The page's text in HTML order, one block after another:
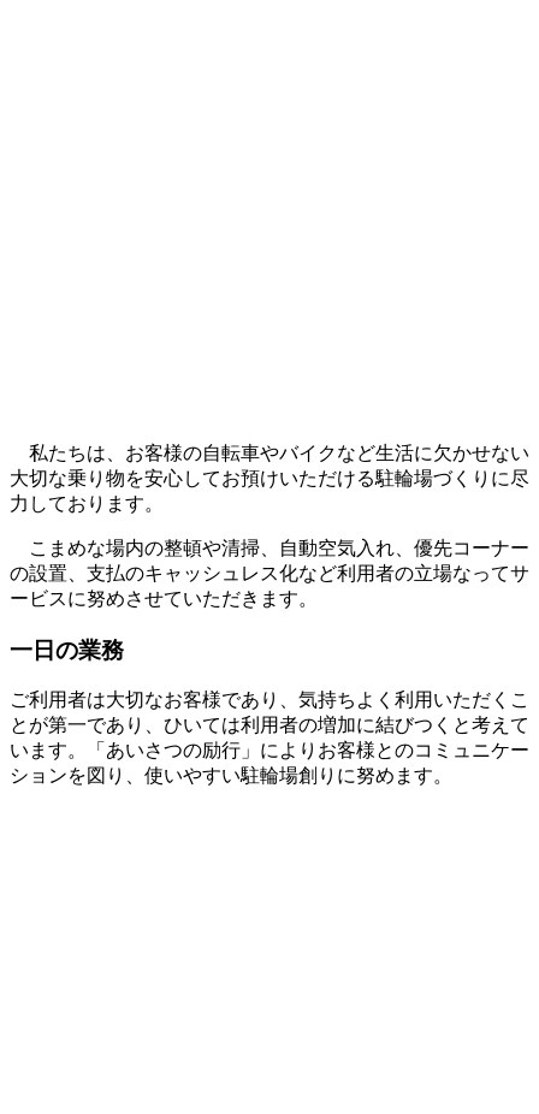
私たちは、お客様の自転車やバイクなど生活に欠かせない
大切な乗り物を安心してお預けいただける駐輪場づくりに尽
力しております。
こまめな場内の整頓や清掃、自動空気入れ、優先コーナー
の設置、支払のキャッシュレス化など利用者の立場なってサ
ービスに努めさせていただきます。
一日の業務
ご利用者は大切なお客様であり、気持ちよく利用いただくこ
とが第一であり、ひいては利用者の増加に結びつくと考えて
います。「あいさつの励行」によりお客様とのコミュニケー
ションを図り、使いやすい駐輪場創りに努めます。